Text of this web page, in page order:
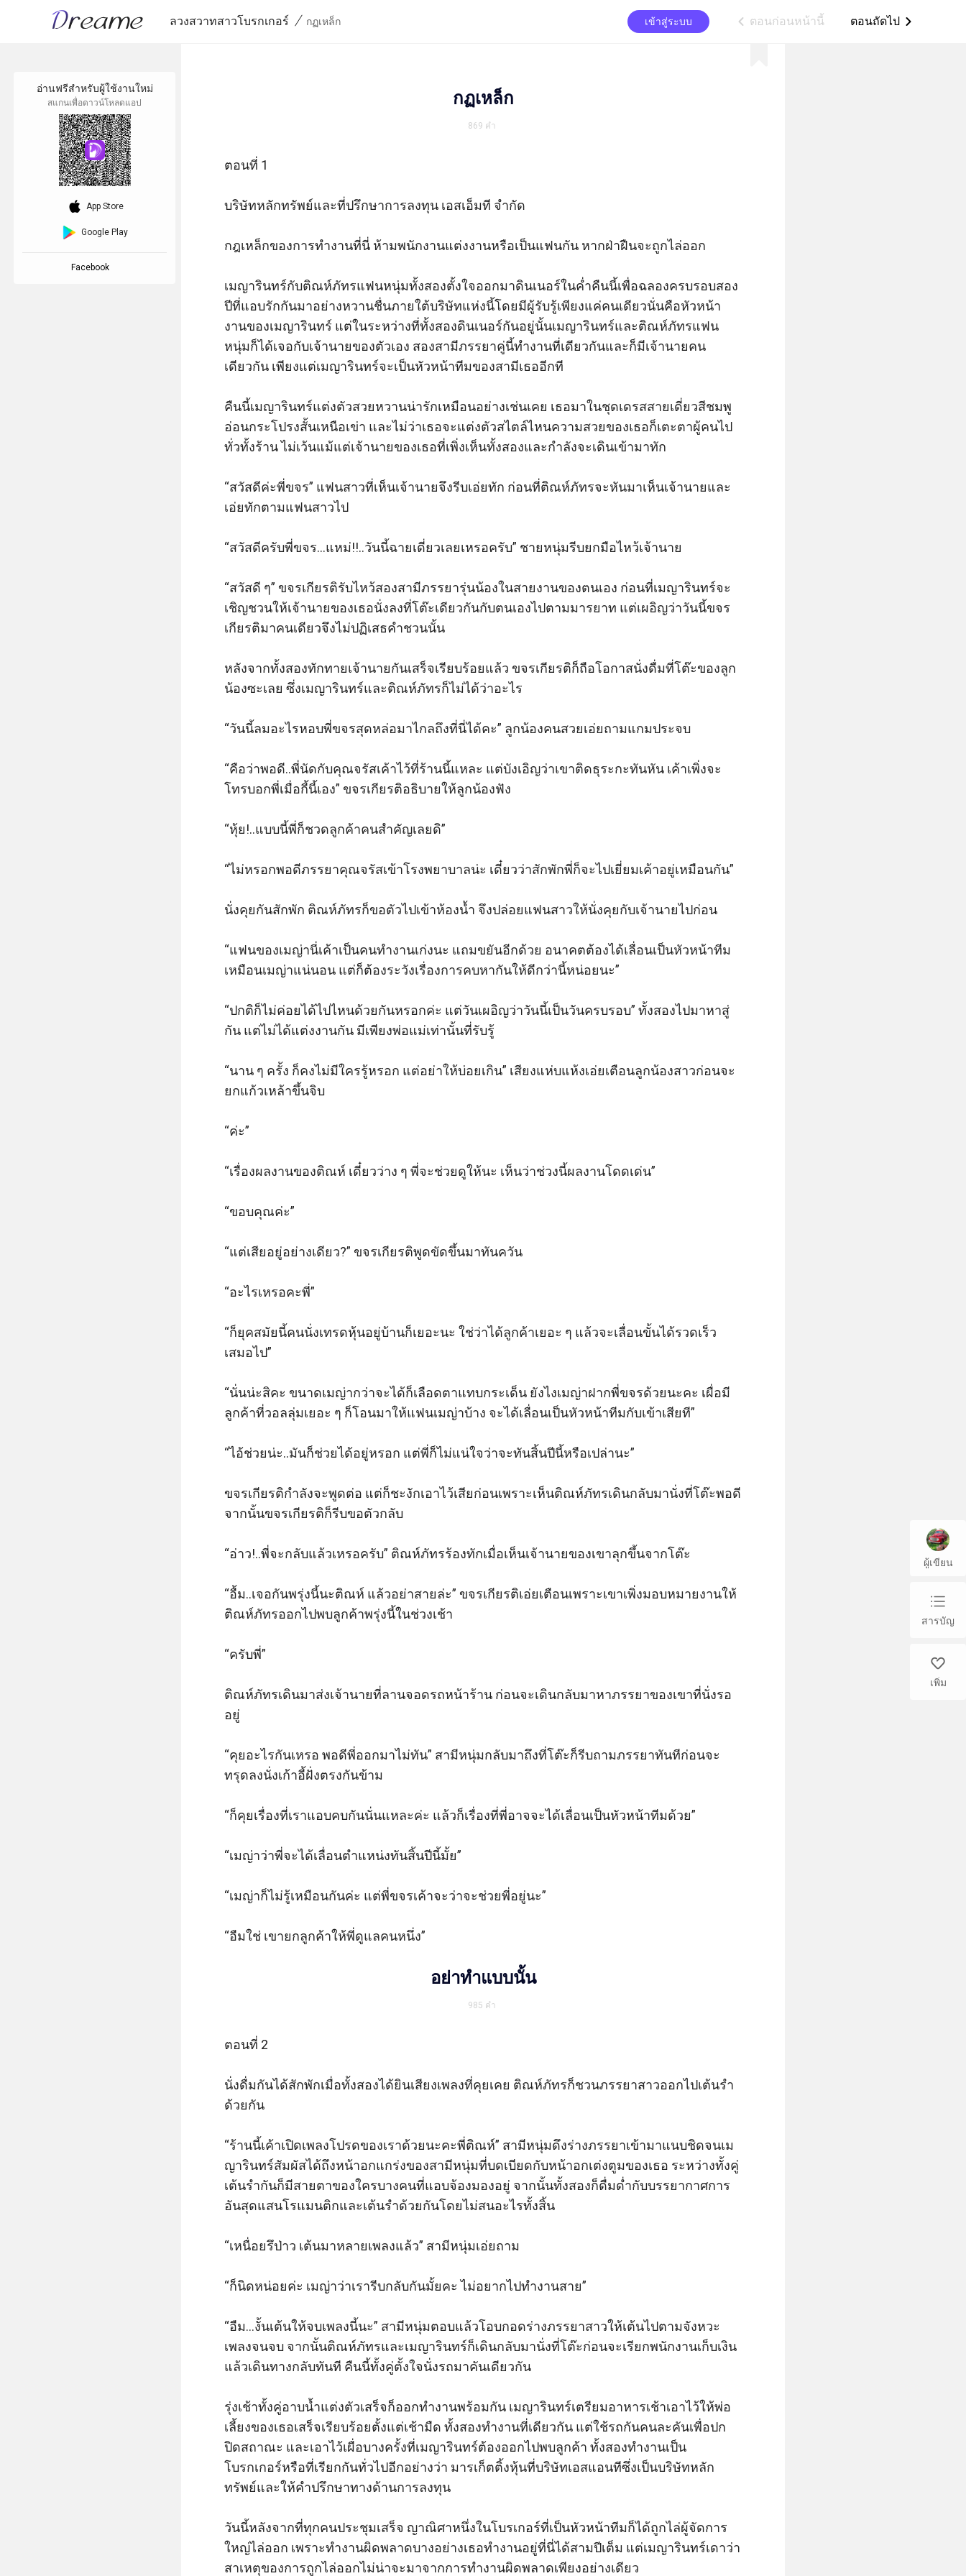
ลวงสวาทสาวโบรกเกอร์ / กฏเหล็ก เข้าสู่ระบบ ic_arrow_left ตอนก่อนหน้านี้ ตอนถัดไป ic_arrow_right
กฏเหล็ก
869 คำ
ตอนที่ 1
บริษัทหลักทรัพย์และที่ปรึกษาการลงทุน เอสเอ็มที จำกัด
กฎเหล็กของการทำงานที่นี่ ห้ามพนักงานแต่งงานหรือเป็นแฟนกัน หากฝ่าฝืนจะถูกไล่ออก
เมญารินทร์กับติณห์ภัทรแฟนหนุ่มทั้งสองตั้งใจออกมาดินเนอร์ในค่ำคืนนี้เพื่อฉลองครบรอบสอง
ปีที่แอบรักกันมาอย่างหวานชื่นภายใต้บริษัทแห่งนี้โดยมีผู้รับรู้เพียงแค่คนเดียวนั่นคือหัวหน้า
งานของเมญารินทร์ แต่ในระหว่างที่ทั้งสองดินเนอร์กันอยู่นั้นเมญารินทร์และติณห์ภัทรแฟน
หนุ่มก็ได้เจอกับเจ้านายของตัวเอง สองสามีภรรยาคู่นี้ทำงานที่เดียวกันและก็มีเจ้านายคน
เดียวกัน เพียงแต่เมญารินทร์จะเป็นหัวหน้าทีมของสามีเธออีกที
คืนนี้เมญารินทร์แต่งตัวสวยหวานน่ารักเหมือนอย่างเช่นเคย เธอมาในชุดเดรสสายเดี่ยวสีชมพู
อ่อนกระโปรงสั้นเหนือเข่า และไม่ว่าเธอจะแต่งตัวสไตล์ไหนความสวยของเธอก็เตะตาผู้คนไป
ทั่วทั้งร้าน ไม่เว้นแม้แต่เจ้านายของเธอที่เพิ่งเห็นทั้งสองและกำลังจะเดินเข้ามาทัก
“สวัสดีค่ะพี่ขจร” แฟนสาวที่เห็นเจ้านายจึงรีบเอ่ยทัก ก่อนที่ติณห์ภัทรจะหันมาเห็นเจ้านายและ
เอ่ยทักตามแฟนสาวไป
“สวัสดีครับพี่ขจร...แหม่!!..วันนี้ฉายเดี่ยวเลยเหรอครับ” ชายหนุ่มรีบยกมือไหว้เจ้านาย
“สวัสดี ๆ” ขจรเกียรติรับไหว้สองสามีภรรยารุ่นน้องในสายงานของตนเอง ก่อนที่เมญารินทร์จะ
เชิญชวนให้เจ้านายของเธอนั่งลงที่โต๊ะเดียวกันกับตนเองไปตามมารยาท แต่เผอิญว่าวันนี้ขจร
เกียรติมาคนเดียวจึงไม่ปฏิเสธคำชวนนั้น
หลังจากทั้งสองทักทายเจ้านายกันเสร็จเรียบร้อยแล้ว ขจรเกียรติก็ถือโอกาสนั่งดื่มที่โต๊ะของลูก
น้องซะเลย ซึ่งเมญารินทร์และติณห์ภัทรก็ไม่ได้ว่าอะไร
“วันนี้ลมอะไรหอบพี่ขจรสุดหล่อมาไกลถึงที่นี่ได้คะ” ลูกน้องคนสวยเอ่ยถามแกมประจบ
“คือว่าพอดี..พี่นัดกับคุณจรัสเค้าไว้ที่ร้านนี้แหละ แต่บังเอิญว่าเขาติดธุระกะทันหัน เค้าเพิ่งจะ
โทรบอกพี่เมื่อกี้นี้เอง” ขจรเกียรติอธิบายให้ลูกน้องฟัง
“หุ้ย!..แบบนี้พี่ก็ชวดลูกค้าคนสำคัญเลยดิ”
“ไม่หรอกพอดีภรรยาคุณจรัสเข้าโรงพยาบาลน่ะ เดี๋ยวว่าสักพักพี่ก็จะไปเยี่ยมเค้าอยู่เหมือนกัน”
นั่งคุยกันสักพัก ติณห์ภัทรก็ขอตัวไปเข้าห้องน้ำ จึงปล่อยแฟนสาวให้นั่งคุยกับเจ้านายไปก่อน
“แฟนของเมญ่านี่เค้าเป็นคนทำงานเก่งนะ แถมขยันอีกด้วย อนาคตต้องได้เลื่อนเป็นหัวหน้าทีม
เหมือนเมญ่าแน่นอน แต่ก็ต้องระวังเรื่องการคบหากันให้ดีกว่านี้หน่อยนะ”
“ปกติก็ไม่ค่อยได้ไปไหนด้วยกันหรอกค่ะ แต่วันเผอิญว่าวันนี้เป็นวันครบรอบ” ทั้งสองไปมาหาสู่
กัน แต่ไม่ได้แต่งงานกัน มีเพียงพ่อแม่เท่านั้นที่รับรู้
“นาน ๆ ครั้ง ก็คงไม่มีใครรู้หรอก แต่อย่าให้บ่อยเกิน” เสียงแห่บแห้งเอ่ยเตือนลูกน้องสาวก่อนจะ
ยกแก้วเหล้าขึ้นจิบ
“ค่ะ”
“เรื่องผลงานของติณห์ เดี๋ยวว่าง ๆ พี่จะช่วยดูให้นะ เห็นว่าช่วงนี้ผลงานโดดเด่น”
“ขอบคุณค่ะ”
“แต่เสียอยู่อย่างเดียว?” ขจรเกียรติพูดขัดขึ้นมาทันควัน
“อะไรเหรอคะพี่”
“ก็ยุคสมัยนี้คนนั่งเทรดหุ้นอยู่บ้านก็เยอะนะ ใช่ว่าได้ลูกค้าเยอะ ๆ แล้วจะเลื่อนขั้นได้รวดเร็ว
เสมอไป”
“นั่นน่ะสิคะ ขนาดเมญ่ากว่าจะได้ก็เลือดตาแทบกระเด็น ยังไงเมญ่าฝากพี่ขจรด้วยนะคะ เผื่อมี
ลูกค้าที่วอลลุ่มเยอะ ๆ ก็โอนมาให้แฟนเมญ่าบ้าง จะได้เลื่อนเป็นหัวหน้าทีมกับเข้าเสียที”
“ไอ้ช่วยน่ะ..มันก็ช่วยได้อยู่หรอก แต่พี่ก็ไม่แน่ใจว่าจะทันสิ้นปีนี้หรือเปล่านะ”
ขจรเกียรติกำลังจะพูดต่อ แต่ก็ชะงักเอาไว้เสียก่อนเพราะเห็นติณห์ภัทรเดินกลับมานั่งที่โต๊ะพอดี
จากนั้นขจรเกียรติก็รีบขอตัวกลับ
“อ่าว!..พี่จะกลับแล้วเหรอครับ” ติณห์ภัทรร้องทักเมื่อเห็นเจ้านายของเขาลุกขึ้นจากโต๊ะ
“อื้ม..เจอกันพรุ่งนี้นะติณห์ แล้วอย่าสายล่ะ” ขจรเกียรติเอ่ยเตือนเพราะเขาเพิ่งมอบหมายงานให้
ติณห์ภัทรออกไปพบลูกค้าพรุ่งนี้ในช่วงเช้า
“ครับพี่”
ติณห์ภัทรเดินมาส่งเจ้านายที่ลานจอดรถหน้าร้าน ก่อนจะเดินกลับมาหาภรรยาของเขาที่นั่งรอ
อยู่
“คุยอะไรกันเหรอ พอดีพี่ออกมาไม่ทัน” สามีหนุ่มกลับมาถึงที่โต๊ะก็รีบถามภรรยาทันทีก่อนจะ
ทรุดลงนั่งเก้าอี้ฝั่งตรงกันข้าม
“ก็คุยเรื่องที่เราแอบคบกันนั่นแหละค่ะ แล้วก็เรื่องที่พี่อาจจะได้เลื่อนเป็นหัวหน้าทีมด้วย”
“เมญ่าว่าพี่จะได้เลื่อนตำแหน่งทันสิ้นปีนี้มั้ย”
“เมญ่าก็ไม่รู้เหมือนกันค่ะ แต่พี่ขจรเค้าจะว่าจะช่วยพี่อยู่นะ”
“อืมใช่ เขายกลูกค้าให้พี่ดูแลคนหนึ่ง”
อย่าทำแบบนั้น
985 คำ
ตอนที่ 2
นั่งดื่มกันได้สักพักเมื่อทั้งสองได้ยินเสียงเพลงที่คุยเคย ติณห์ภัทรก็ชวนภรรยาสาวออกไปเต้นรำ
ด้วยกัน
“ร้านนี้เค้าเปิดเพลงโปรดของเราด้วยนะคะพี่ติณห์” สามีหนุ่มดึงร่างภรรยาเข้ามาแนบชิดจนเม
ญารินทร์สัมผัสได้ถึงหน้าอกแกร่งของสามีหนุ่มที่บดเบียดกับหน้าอกเต่งตูมของเธอ ระหว่างทั้งคู่
เต้นรำกันก็มีสายตาของใครบางคนที่แอบจ้องมองอยู่ จากนั้นทั้งสองก็ดื่มด่ำกับบรรยากาศการ
อันสุดแสนโรแมนติกและเต้นรำด้วยกันโดยไม่สนอะไรทั้งสิ้น
“เหนื่อยรึป่าว เต้นมาหลายเพลงแล้ว” สามีหนุ่มเอ่ยถาม
“ก็นิดหน่อยค่ะ เมญ่าว่าเรารีบกลับกันมั้ยคะ ไม่อยากไปทำงานสาย”
“อืม...งั้นเต้นให้จบเพลงนี้นะ” สามีหนุ่มตอบแล้วโอบกอดร่างภรรยาสาวให้เต้นไปตามจังหวะ
เพลงจนจบ จากนั้นติณห์ภัทรและเมญารินทร์ก็เดินกลับมานั่งที่โต๊ะก่อนจะเรียกพนักงานเก็บเงิน
แล้วเดินทางกลับทันที คืนนี้ทั้งคู่ตั้งใจนั่งรถมาคันเดียวกัน
รุ่งเช้าทั้งคู่อาบน้ำแต่งตัวเสร็จก็ออกทำงานพร้อมกัน เมญารินทร์เตรียมอาหารเช้าเอาไว้ให้พ่อ
เลี้ยงของเธอเสร็จเรียบร้อยตั้งแต่เช้ามืด ทั้งสองทำงานที่เดียวกัน แต่ใช้รถกันคนละคันเพื่อปก
ปิดสถาณะ และเอาไว้เผื่อบางครั้งที่เมญารินทร์ต้องออกไปพบลูกค้า ทั้งสองทำงานเป็น
โบรกเกอร์หรือที่เรียกกันทั่วไปอีกอย่างว่า มารเก็ตติ้งหุ้นที่บริษัทเอสแอนทีซึ่งเป็นบริษัทหลัก
ทรัพย์และให้คำปรึกษาทางด้านการลงทุน
วันนี้หลังจากที่ทุกคนประชุมเสร็จ ญาณิศาหนึ่งในโบรเกอร์ที่เป็นหัวหน้าทีมก็ได้ถูกไล่ผู้จัดการ
ใหญ่ไล่ออก เพราะทำงานผิดพลาดบางอย่างเธอทำงานอยู่ที่นี่ได้สามปีเต็ม แต่เมญารินทร์เดาว่า
สาเหตุของการถูกไล่ออกไม่น่าจะมาจากการทำงานผิดพลาดเพียงอย่างเดียว
อ่านฟรีสำหรับผู้ใช้งานใหม่
สแกนเพื่อดาวน์โหลดแอป
download_ios App Store
Google Play
Facebook
ผู้เขียน
chap_list
สารบัญ
like
เพิ่ม